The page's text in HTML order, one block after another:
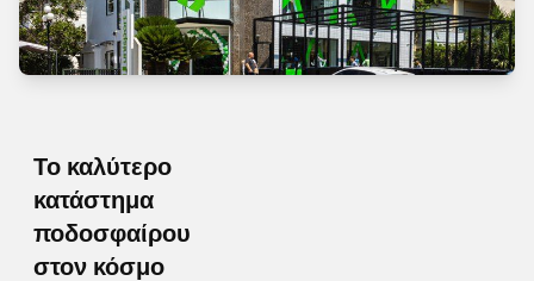
Το καλύτερο
κατάστημα
ποδοσφαίρου
στον κόσμο